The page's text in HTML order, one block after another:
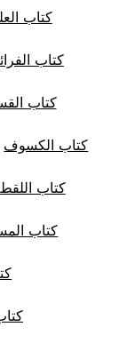
كتاب
كتاب
كتاب
كتاب الكسوف
كتاب
كتاب